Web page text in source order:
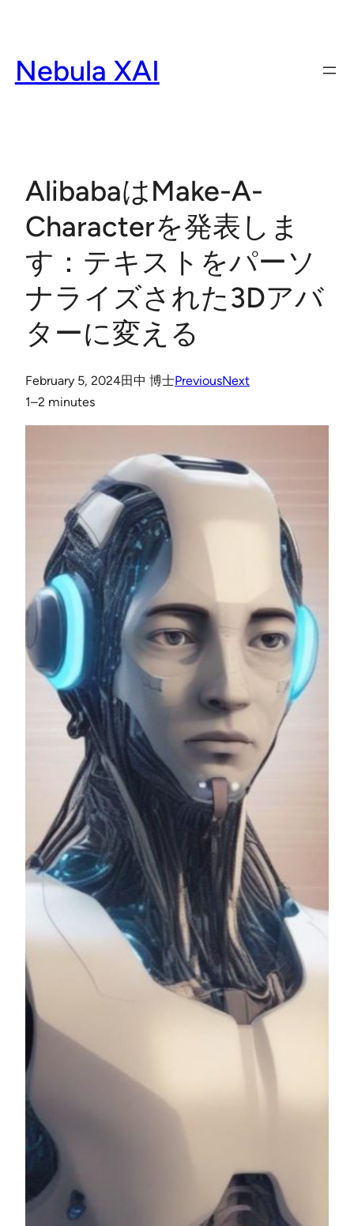
content
Nebula XAI
AlibabaはMake-A-
Characterを発表しま
す：テキストをパーソ
ナライズされた3Dアバ
ターに変える
February 5, 2024田中 博士PreviousNext
1–2 minutes